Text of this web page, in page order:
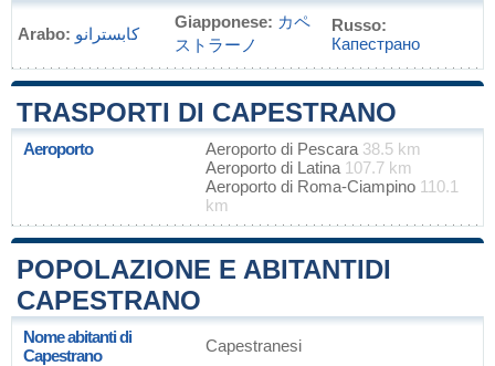
Arabo: كابسترانو
Giapponese: カペ
ストラーノ
Russo:
Капестрано
TRASPORTI DI CAPESTRANO
Aeroporto Aeroporto di Pescara 38.5 km
Aeroporto di Latina 107.7 km
Aeroporto di Roma-Ciampino 110.1
km
POPOLAZIONE E ABITANTIDI
CAPESTRANO
Nome abitanti di
Capestrano
Capestranesi